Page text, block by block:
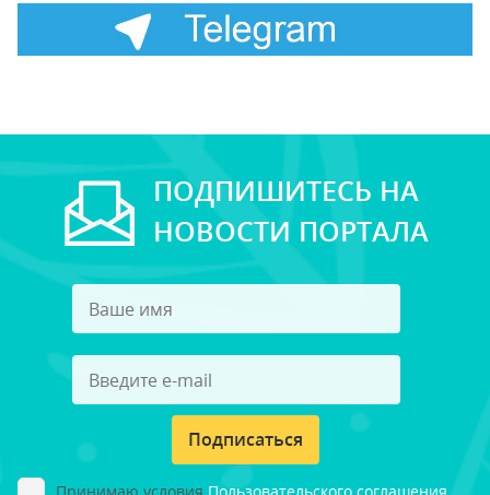
ПОДПИШИТЕСЬ НА
НОВОСТИ ПОРТАЛА
Подписаться